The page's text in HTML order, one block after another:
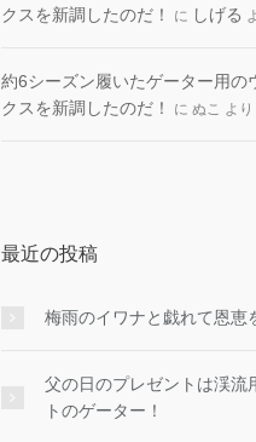
クスを新調したのだ！
に しげる
約6シーズン履いたゲーター用の
クスを新調したのだ！
に ぬこ より
最近の投稿
梅雨のイワナと戯れて恩恵
父の日のプレゼントは渓流
トのゲーター！